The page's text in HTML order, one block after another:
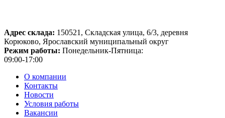
Адрес склада: 150521, Складская улица, 6/3, деревня
Корюково, Ярославский муниципальный округ
Режим работы: Понедельник-Пятница:
09:00-17:00
О компании
Контакты
Новости
Условия работы
Вакансии